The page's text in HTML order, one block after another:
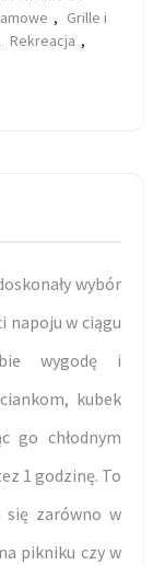
, Grille i
Rekreacja ,
wybór
napoju w ciągu
wygodę i
kubek
go chłodnym
1 godzinę. To
się zarówno w
pikniku czy w